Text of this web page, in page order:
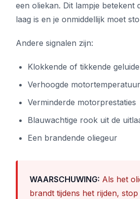
een oliekan. Dit lampje betekent
laag is en je onmiddellijk moet
Andere signalen zijn:
Klokkende of tikkende
Verhoogde motortemperatuur
Verminderde motorprestaties
Blauwachtige rook uit de
Een brandende oliegeur
WAARSCHUWING: Als het
brandt tijdens het rijden, stop